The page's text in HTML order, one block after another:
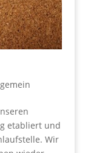
etabliert und
Wir